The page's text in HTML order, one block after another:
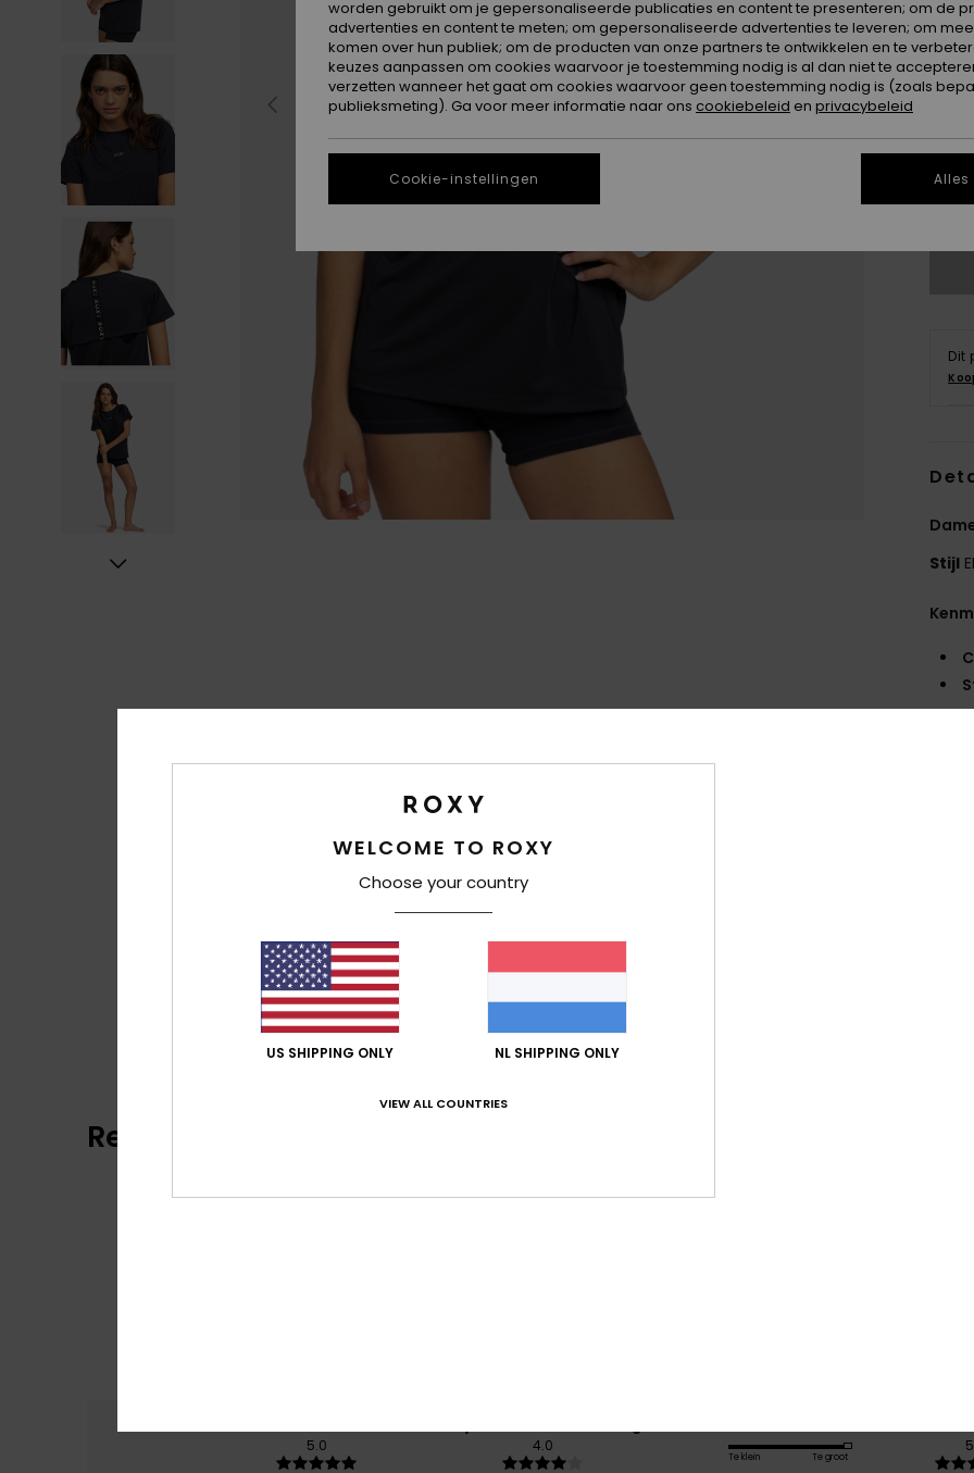
XS
Dit
Stijl
Reviews van klanten
5.0
4.0
Te klein Te groot
WELCOME TO ROXY
Choose your country
US SHIPPING ONLY NL SHIPPING ONLY
VIEW ALL COUNTRIES
worden gebruikt om je gepersonaliseerde publicaties en content te presenteren; om de
advertenties en content te meten; om gepersonaliseerde advertenties te leveren; om
komen over hun publiek; om de producten van onze partners te ontwikkelen en te
keuzes aanpassen om cookies waarvoor je toestemming nodig is al dan niet te
verzetten wanneer het gaat om cookies waarvoor geen toestemming nodig is (zoals
publieksmeting). Ga voor meer informatie naar ons cookiebeleid en privacybeleid
Cookie-instellingen Alles